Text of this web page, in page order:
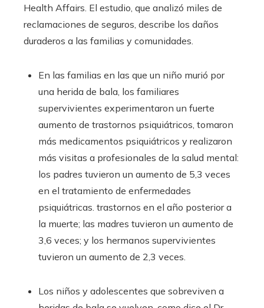
Health Affairs. El estudio, que analizó miles de
reclamaciones de seguros, describe los daños
duraderos a las familias y comunidades.
En las familias en las que un niño murió por
una herida de bala, los familiares
supervivientes experimentaron un fuerte
aumento de trastornos psiquiátricos, tomaron
más medicamentos psiquiátricos y realizaron
más visitas a profesionales de la salud mental:
los padres tuvieron un aumento de 5,3 veces
en el tratamiento de enfermedades
psiquiátricas. trastornos en el año posterior a
la muerte; las madres tuvieron un aumento de
3,6 veces; y los hermanos supervivientes
tuvieron un aumento de 2,3 veces.
Los niños y adolescentes que sobreviven a